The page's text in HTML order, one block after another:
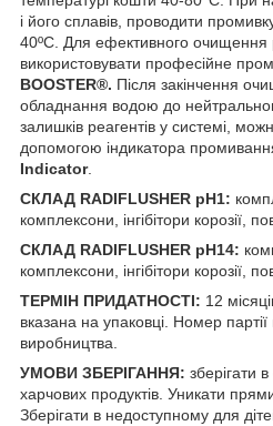
і його сплавів, проводити
40ºС. Для ефективного
використовувати професійне
BOOSTER®. Після закінчення
обладнання водою до
залишків реагентів у системі,
допомогою індикатора
Indicator.
СКЛАД RADIFLUSHER pH1:
комплексони, інгібітори корозії,
СКЛАД RADIFLUSHER pH14:
комплексони, інгібітори корозії,
ТЕРМІН ПРИДАТНОСТІ: 12
вказана на упаковці. Номер партії
виробництва.
УМОВИ ЗБЕРІГАННЯ: зберігати
харчових продуктів. Уникати
Зберігати в недоступному для